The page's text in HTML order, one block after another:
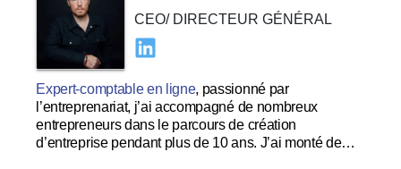
CEO/ DIRECTEUR GÉNÉRAL
Expert-comptable en ligne, passionné par
l’entreprenariat, j’ai accompagné de nombreux
entrepreneurs dans le parcours de création
d’entreprise pendant plus de 10 ans. J’ai monté de